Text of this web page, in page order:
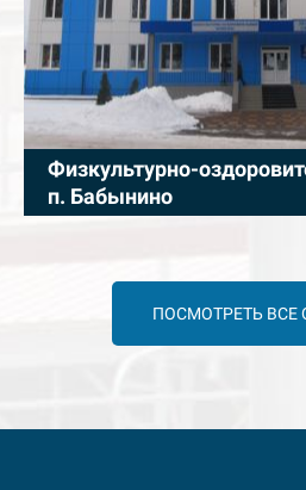
Физкультурно-
п. Бабынино
ПОСМОТРЕТЬ ВСЕ